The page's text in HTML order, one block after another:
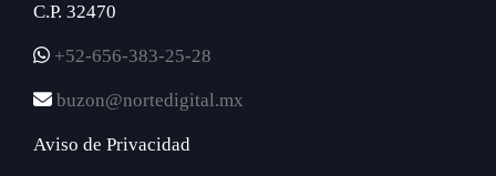
C.P. 32470
+52-656-383-25-28
buzon@nortedigital.mx
Aviso de Privacidad